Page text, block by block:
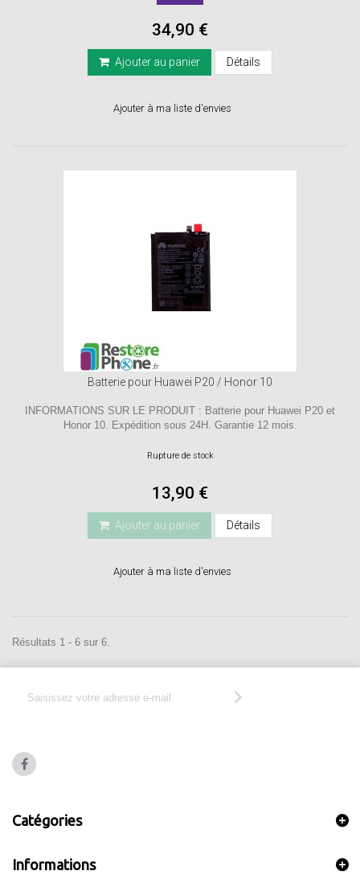
34,90 €
Ajouter au panier Détails
Ajouter à ma liste d'envies
Batterie pour Huawei P20 / Honor 10
INFORMATIONS SUR LE PRODUIT : Batterie pour Huawei P20 et
Honor 10. Expédition sous 24H. Garantie 12 mois.
Rupture de stock
13,90 €
Ajouter au panier Détails
Ajouter à ma liste d'envies
Résultats 1 - 6 sur 6.
Catégories
Informations